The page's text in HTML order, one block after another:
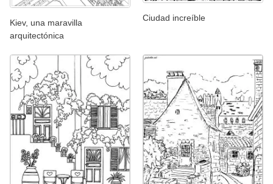
Kiev, una maravilla
arquitectónica
Ciudad increíble